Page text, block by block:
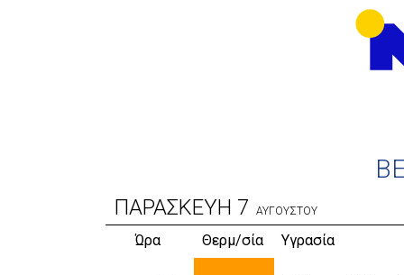
ΠΑΡΑΣΚΕΥΗ 7 ΑΥΓΟΥΣΤΟΥ
Ώρα Θερμ/σία Υγρασία